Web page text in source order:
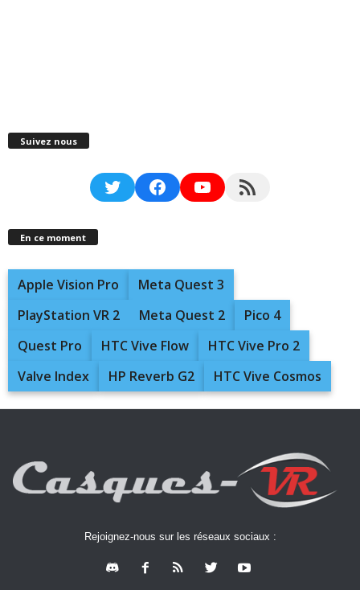
Suivez nous
TwitterFacebookYouTubeRSS Feed
En ce moment
Apple Vision Pro
Meta Quest 3
PlayStation VR 2
Meta Quest 2
Pico 4
Quest Pro
HTC Vive Flow
HTC Vive Pro 2
Valve Index
HP Reverb G2 HTC Vive Cosmos
Rejoignez-nous sur les réseaux sociaux :